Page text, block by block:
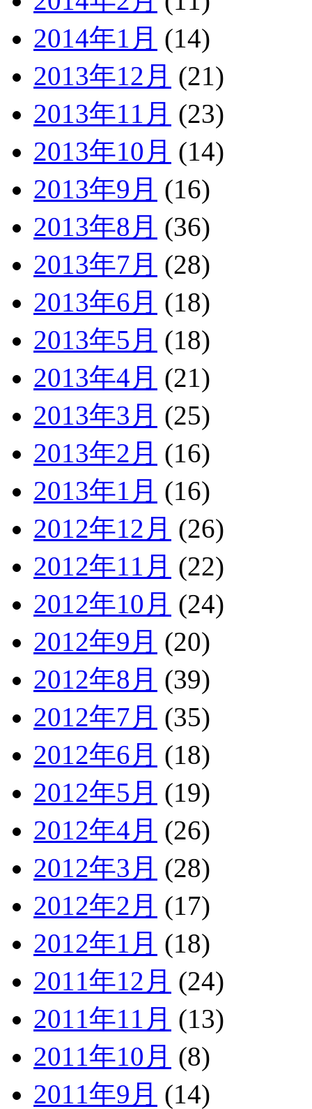
2014年1月 (14)
2013年12月 (21)
2013年11月 (23)
2013年10月 (14)
2013年9月 (16)
2013年8月 (36)
2013年7月 (28)
2013年6月 (18)
2013年5月 (18)
2013年4月 (21)
2013年3月 (25)
2013年2月 (16)
2013年1月 (16)
2012年12月 (26)
2012年11月 (22)
2012年10月 (24)
2012年9月 (20)
2012年8月 (39)
2012年7月 (35)
2012年6月 (18)
2012年5月 (19)
2012年4月 (26)
2012年3月 (28)
2012年2月 (17)
2012年1月 (18)
2011年12月 (24)
2011年11月 (13)
2011年10月 (8)
2011年9月 (14)